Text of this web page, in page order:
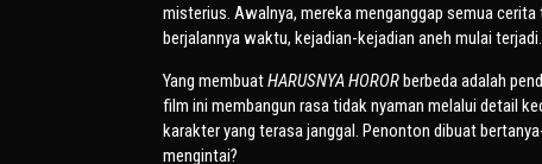
misterius. Awalnya, mereka menganggap semua
berjalannya waktu, kejadian-kejadian aneh mulai
Yang membuatHARUSNYA HORORberbeda adalah
film ini membangun rasa tidak nyaman melalui detail
karakter yang terasa janggal. Penonton dibuat
mengintai?